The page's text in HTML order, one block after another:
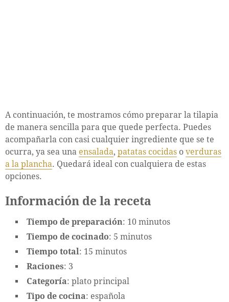
A continuación, te mostramos cómo preparar la tilapia
de manera sencilla para que quede perfecta. Puedes
acompañarla con casi cualquier ingrediente que se te
ocurra, ya sea una ensalada, patatas cocidas o verduras
a la plancha. Quedará ideal con cualquiera de estas
opciones.
Información de la receta
Tiempo de preparación: 10 minutos
Tiempo de cocinado: 5 minutos
Tiempo total : 15 minutos
Raciones: 3
Categoría: plato principal
Tipo de cocina: española